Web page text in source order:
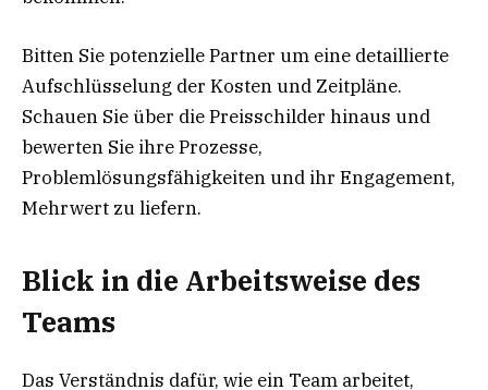
Bitten Sie potenzielle Partner um eine detaillierte
Aufschlüsselung der Kosten und Zeitpläne.
Schauen Sie über die Preisschilder hinaus und
bewerten Sie ihre Prozesse,
Problemlösungsfähigkeiten und ihr Engagement,
Mehrwert zu liefern.
Blick in die Arbeitsweise des
Teams
Das Verständnis dafür, wie ein Team arbeitet,